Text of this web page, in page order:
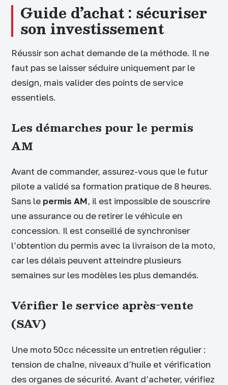
Guide d’achat : sécuriser
son investissement
Réussir son achat demande de la méthode. Il ne
faut pas se laisser séduire uniquement par le
design, mais valider des points de service
essentiels.
Les démarches pour le permis
AM
Avant de commander, assurez-vous que le futur
pilote a validé sa formation pratique de 8 heures.
Sans le permis AM, il est impossible de souscrire
une assurance ou de retirer le véhicule en
concession. Il est conseillé de synchroniser
l’obtention du permis avec la livraison de la moto,
car les délais peuvent atteindre plusieurs
semaines sur les modèles les plus demandés.
Vérifier le service après-vente
(SAV)
Une moto 50cc nécessite un entretien régulier :
tension de chaîne, niveaux d’huile et vérification
des organes de sécurité. Avant d’acheter, vérifiez